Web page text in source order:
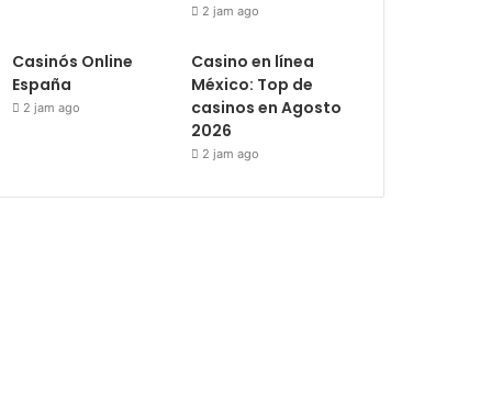
2 jam ago
Casinós Online
España
2 jam ago
Casino en línea
México: Top de
casinos en Agosto
2026
2 jam ago